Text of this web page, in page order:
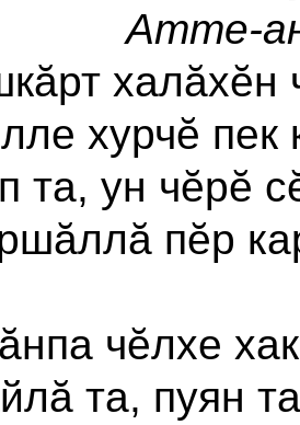
Атте-
халăхĕн
хурчĕ пек
та, ун чĕрĕ
пĕр
чĕлхе
та, пуян